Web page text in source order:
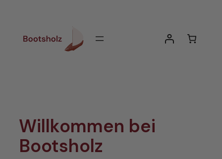
Willkommen bei
Bootsholz